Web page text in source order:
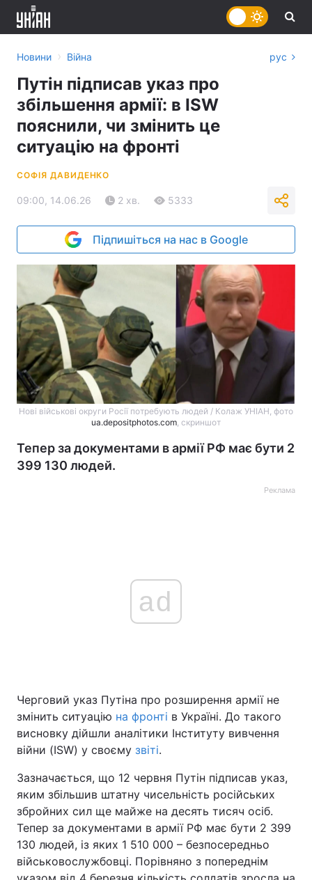
Україна Політика
Економіка
Спорт Наука
Техно і зв'язок
Зброя Інциденти
Здоров'я Туризм
Новини › Війна рус
Путін підписав указ про
збільшення армії: в ISW
пояснили, чи змінить це
ситуацію на фронті
СОФІЯ ДАВИДЕНКО
09:00, 14.06.26 2 хв. 5333
Підпишіться на нас в Google
Нові військові округи Росії потребують людей / Колаж УНІАН, фото
ua.depositphotos.com, скриншот
Тепер за документами в армії РФ має бути 2
399 130 людей.
Реклама
ad
Черговий указ Путіна про розширення армії не
змінить ситуацію на фронті в Україні. До такого
висновку дійшли аналітики Інституту вивчення
війни (ISW) у своєму звіті.
Зазначається, що 12 червня Путін підписав указ,
яким збільшив штатну чисельність російських
збройних сил ще майже на десять тисяч осіб.
Тепер за документами в армії РФ має бути 2 399
130 людей, із яких 1 510 000 – безпосередньо
військовослужбовці. Порівняно з попереднім